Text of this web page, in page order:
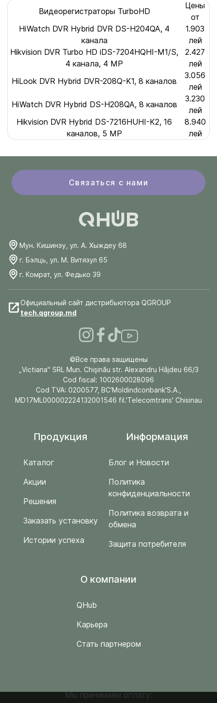
Видеорегистраторы TurboHD
Цены
от
HiWatch DVR Hybrid DVR DS-H204QA, 4
канала
1.903
лей
Hikvision DVR Turbo HD iDS-7204HQHI-M1/S,
4 канала, 4 MP
2.427
лей
HiLook DVR Hybrid DVR-208Q-K1, 8 каналов
3.056
лей
HiWatch DVR Hybrid DS-H208QA, 8 каналов
3.230
лей
Hikvision DVR Hybrid DS-7216HUHI-K2, 16
каналов, 5 MP
8.940
лей
Связаться с нами
Мун. Кишинэу, ул. А. Хыждеу 68
г. Бэлць, ул. М. Витязул 65
г. Комрат, ул. Федько 39
Официальный сайт дистрибьютора QGROUP
tech.qgroup.md
©Все права защищены
„Victiana" SRL Mun. Chişinău str. Alexandru Hâjdeu 66/3
Cod fiscal: 1002600028096
Cod TVA: 0200577, BC'Moldindconbank'S.A.,
MD17ML000002224132001546 fil.'Telecomtrans' Chisinau
Продукция
Каталог
Акции
Решения
Заказать установку
Истории успеха
Информация
Блог и Новости
Политика
конфиденциальности
Политика возврата и
обмена
Защита потребителя
O компании
QHub
Карьера
Стать партнером
Мы принимаем оплату: